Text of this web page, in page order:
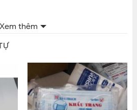
4
Xem thêm